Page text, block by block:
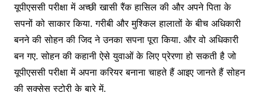
यूपीएससी परीक्षा में अच्छी खासी रैंक हासिल की और अपने पिता के
सपनों को साकार किया. गरीबी और मुश्किल हालातों के बीच अधिकारी
बनने की सोहन की जिद ने उनका सपना पूरा किया. और वो अधिकारी
बन गए. सोहन की कहानी ऐसे युवाओं के लिए प्रेरणा हो सकती है जो
यूपीएससी परीक्षा में अपना करियर बनाना चाहते हैं आइए जानते हैं सोहन
की सक्सेस स्टोरी के बारे में.